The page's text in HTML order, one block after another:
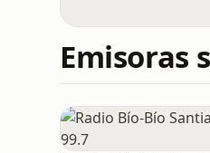
Emisoras